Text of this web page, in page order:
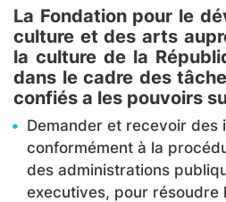
La Fondation pour le
culture et des arts
la culture de la
dans le cadre des
confiés a les pouvoirs
Demander et recevoir des
conformément à la
des administrations
executives, pour résoudre